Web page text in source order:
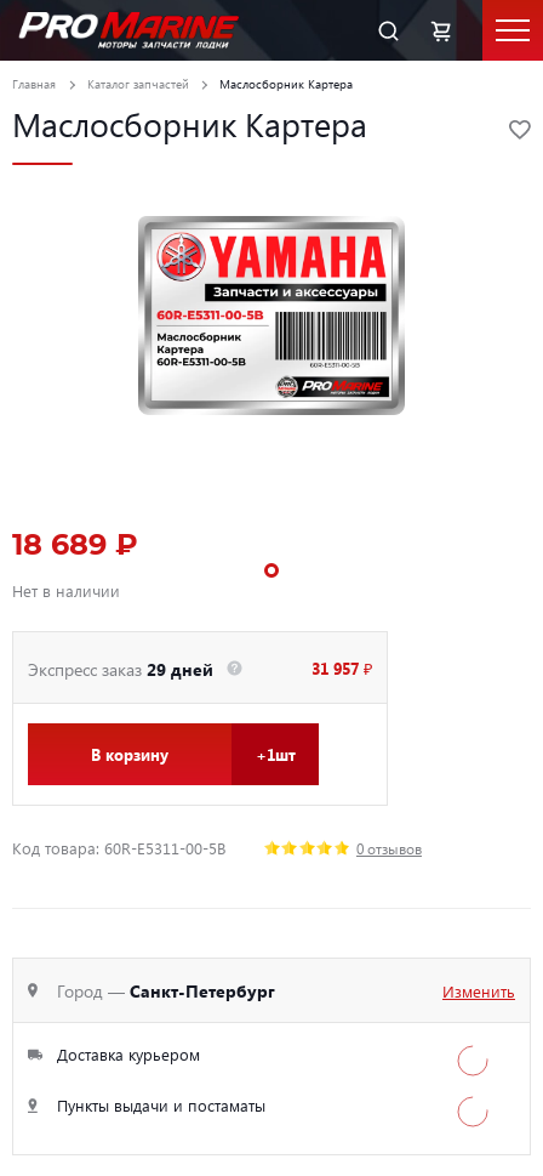
Главная Каталог запчастей Маслосборник Картера
Маслосборник Картера
18 689 ₽
Нет в наличии
Экспресс заказ 29 дней 31 957 ₽
В корзину +1шт
Код товара: 60R-E5311-00-5B 0 отзывов
Город — Санкт-Петербург Изменить
Доставка курьером
Пункты выдачи и постаматы